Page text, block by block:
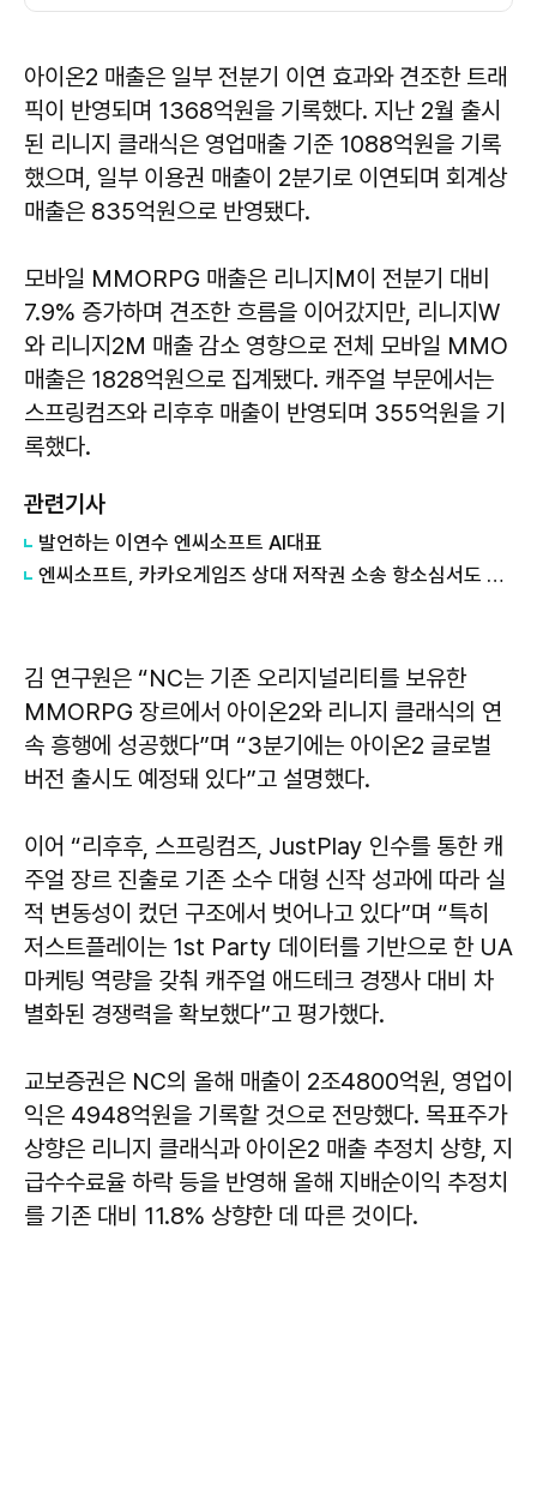
아이온2 매출은 일부 전분기 이연 효과와 견조한 트래
픽이 반영되며 1368억원을 기록했다. 지난 2월 출시
된 리니지 클래식은 영업매출 기준 1088억원을 기록
했으며, 일부 이용권 매출이 2분기로 이연되며 회계상
매출은 835억원으로 반영됐다.
모바일 MMORPG 매출은 리니지M이 전분기 대비
7.9% 증가하며 견조한 흐름을 이어갔지만, 리니지W
와 리니지2M 매출 감소 영향으로 전체 모바일 MMO
매출은 1828억원으로 집계됐다. 캐주얼 부문에서는
스프링컴즈와 리후후 매출이 반영되며 355억원을 기
록했다.
관련기사
발언하는 ​​​​​​​이연수 엔씨소프트 AI대표
엔씨소프트, 카카오게임즈 상대 저작권 소송 항소심서도 패소
김 연구원은 “NC는 기존 오리지널리티를 보유한
MMORPG 장르에서 아이온2와 리니지 클래식의 연
속 흥행에 성공했다”며 “3분기에는 아이온2 글로벌
버전 출시도 예정돼 있다”고 설명했다.
이어 “리후후, 스프링컴즈, JustPlay 인수를 통한 캐
주얼 장르 진출로 기존 소수 대형 신작 성과에 따라 실
적 변동성이 컸던 구조에서 벗어나고 있다”며 “특히
저스트플레이는 1st Party 데이터를 기반으로 한 UA
마케팅 역량을 갖춰 캐주얼 애드테크 경쟁사 대비 차
별화된 경쟁력을 확보했다”고 평가했다.
교보증권은 NC의 올해 매출이 2조4800억원, 영업이
익은 4948억원을 기록할 것으로 전망했다. 목표주가
상향은 리니지 클래식과 아이온2 매출 추정치 상향, 지
급수수료율 하락 등을 반영해 올해 지배순이익 추정치
를 기존 대비 11.8% 상향한 데 따른 것이다.